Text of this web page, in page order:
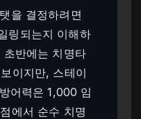
을 결정하려면
링되는지 이해하
반에는 치명타
이지만, 스테이
어력은 1,000 임
에서 순수 치명